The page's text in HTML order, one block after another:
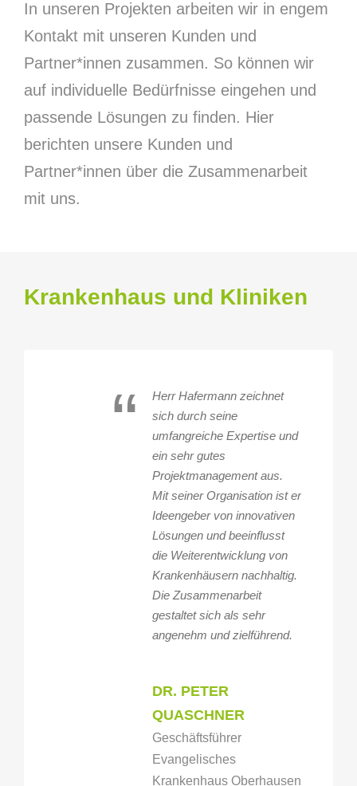
In unseren Projekten arbeiten wir in engem
Kontakt mit unseren Kunden und
Partner*innen zusammen. So können wir
auf individuelle Bedürfnisse eingehen und
passende Lösungen zu finden. Hier
berichten unsere Kunden und
Partner*innen über die Zusammenarbeit
mit uns.
Krankenhaus und Kliniken
“
Herr Hafermann zeichnet
sich durch seine
umfangreiche Expertise und
ein sehr gutes
Projektmanagement aus.
Mit seiner Organisation ist er
Ideengeber von innovativen
Lösungen und beeinflusst
die Weiterentwicklung von
Krankenhäusern nachhaltig.
Die Zusammenarbeit
gestaltet sich als sehr
angenehm und zielführend.
DR. PETER
QUASCHNER
Geschäftsführer
Evangelisches
Krankenhaus Oberhausen